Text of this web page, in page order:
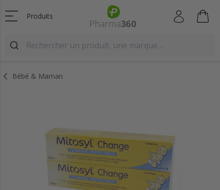
Produits
Bébé & Maman